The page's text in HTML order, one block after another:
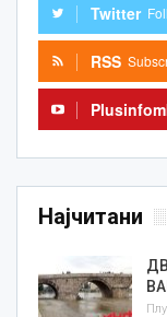
Twitter
RSS
Најчитани